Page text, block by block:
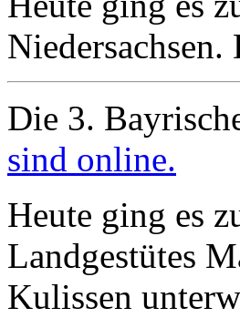
Niedersachsen.
Die 3.
sind online.
Heute ging es
Landgestütes
Kulissen